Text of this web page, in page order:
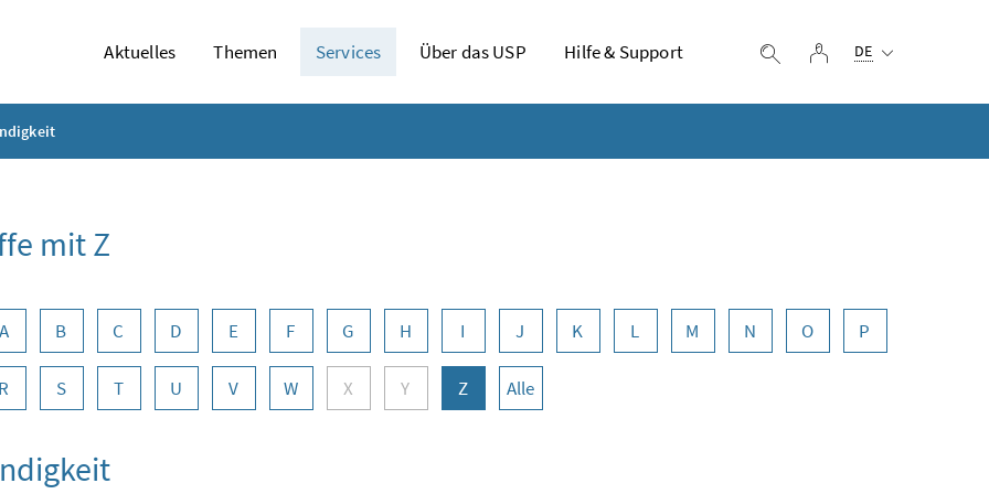
Aktuelles Themen Services Über das USP Hilfe & Support Suche einblenden
Login
DE
mit Z
A B C D E F G H I J K L M N O P
R S T U V W X Y Z Alle